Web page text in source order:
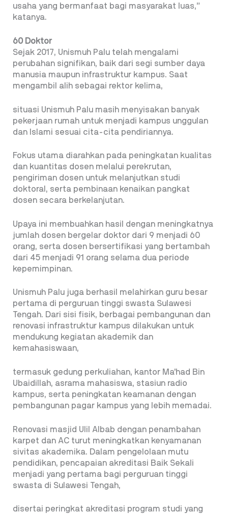
usaha yang bermanfaat bagi masyarakat luas,”
katanya.
60 Doktor
Sejak 2017, Unismuh Palu telah mengalami
perubahan signifikan, baik dari segi sumber daya
manusia maupun infrastruktur kampus. Saat
mengambil alih sebagai rektor kelima,
situasi Unismuh Palu masih menyisakan banyak
pekerjaan rumah untuk menjadi kampus unggulan
dan Islami sesuai cita-cita pendiriannya.
Fokus utama diarahkan pada peningkatan kualitas
dan kuantitas dosen melalui perekrutan,
pengiriman dosen untuk melanjutkan studi
doktoral, serta pembinaan kenaikan pangkat
dosen secara berkelanjutan.
Upaya ini membuahkan hasil dengan meningkatnya
jumlah dosen bergelar doktor dari 9 menjadi 60
orang, serta dosen bersertifikasi yang bertambah
dari 45 menjadi 91 orang selama dua periode
kepemimpinan.
Unismuh Palu juga berhasil melahirkan guru besar
pertama di perguruan tinggi swasta Sulawesi
Tengah. Dari sisi fisik, berbagai pembangunan dan
renovasi infrastruktur kampus dilakukan untuk
mendukung kegiatan akademik dan
kemahasiswaan,
termasuk gedung perkuliahan, kantor Ma’had Bin
Ubaidillah, asrama mahasiswa, stasiun radio
kampus, serta peningkatan keamanan dengan
pembangunan pagar kampus yang lebih memadai.
Renovasi masjid Ulil Albab dengan penambahan
karpet dan AC turut meningkatkan kenyamanan
sivitas akademika. Dalam pengelolaan mutu
pendidikan, pencapaian akreditasi Baik Sekali
menjadi yang pertama bagi perguruan tinggi
swasta di Sulawesi Tengah,
disertai peringkat akreditasi program studi yang